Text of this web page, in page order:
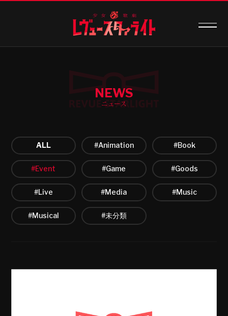
NEWS
ニュース
ALL #Animation #Book
#Event #Game #Goods
#Live #Media #Music
#Musical #未分類